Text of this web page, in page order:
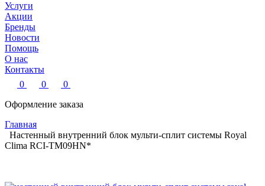
Услуги
Акции
Бренды
Новости
Помощь
О нас
Контакты
0
0
0
Оформление заказа
Главная
Настенный внутренний блок мульти-сплит системы Royal
Clima RCI-TM09HN*